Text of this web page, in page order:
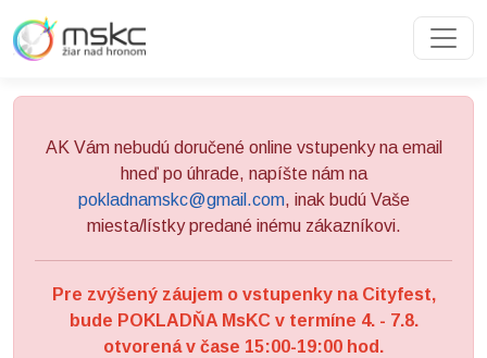
AK Vám nebudú doručené online vstupenky na email
hneď po úhrade, napíšte nám na
pokladnamskc@gmail.com, inak budú Vaše
miesta/lístky predané inému zákazníkovi.
Pre zvýšený záujem o vstupenky na Cityfest,
bude POKLADŇA MsKC v termíne 4. - 7.8.
otvorená v čase 15:00-19:00 hod.